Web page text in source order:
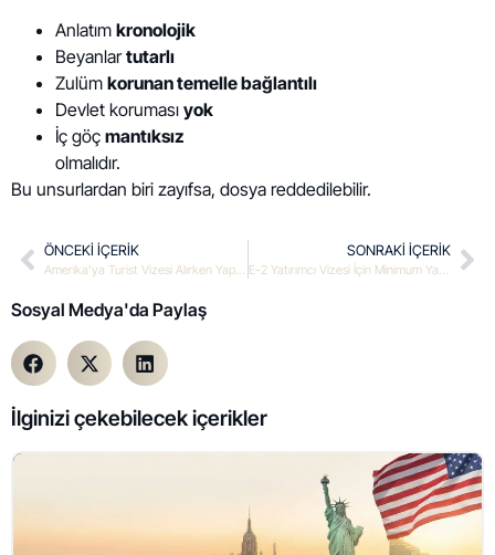
Anlatım kronolojik
Beyanlartutarlı
Zulüm korunan temelle bağlantılı
Devlet koruması yok
İç göç mantıksız
olmalıdır.
Bu unsurlardan biri zayıfsa, dosya reddedilebilir.
ÖNCEKI IÇERIK
Amerika’ya Turist Vizesi Alırken Yapılan En Büyük Hatalar Nelerdir?
SONRAKI IÇERIK
E-2 Yatırımcı Vizesi İçin Minimum Yatırım Ne Kadar Olmalıdır?
Sosyal Medya'da Paylaş
İlginizi çekebilecek içerikler